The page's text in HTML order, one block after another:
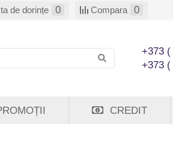
de dorințe 0 Compara 0
+373 (
+373 (
CREDIT